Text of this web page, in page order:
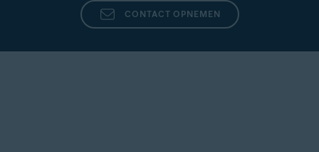
CONTACT OPNEMEN